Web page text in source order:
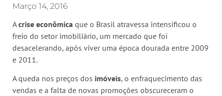
Março 14, 2016
Acrise econômica que o Brasil atravessa intensificou o
freio do setor imobiliário, um mercado que foi
desacelerando, após viver uma época dourada entre 2009
e 2011.
A queda nos preços dos imóveis, o enfraquecimento das
vendas e a falta de novas promoções obscureceram o